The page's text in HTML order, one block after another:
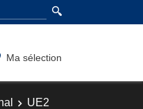
Ma sélection
UE2